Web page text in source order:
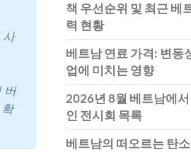
사
버
책 우선순위 및 최근 베
력 현황
베트남 연료 가격: 변동
업에 미치는 영향
2026년 8월 베트남에
인 전시회 목록
베트남의 떠오르는 탄